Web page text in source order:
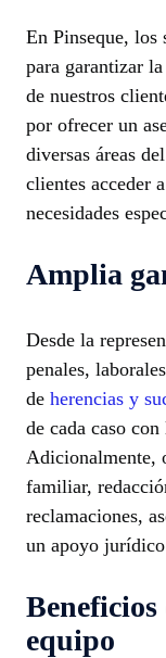
En Pinseque, los
para garantizar
de nuestros
por ofrecer un
diversas áreas
clientes acceder
necesidades
Amplia
Desde la
penales,
de herencias y
de cada caso
Adicionalmente,
familiar,
reclamaciones,
un apoyo
Beneficios
equipo